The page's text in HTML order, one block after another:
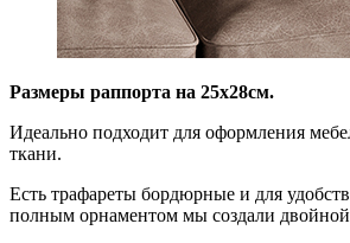
Размеры раппорта на 25х28см.
Идеально подходит для оформления
ткани.
Есть трафареты бордюрные и для
полным орнаментом мы создали двойной